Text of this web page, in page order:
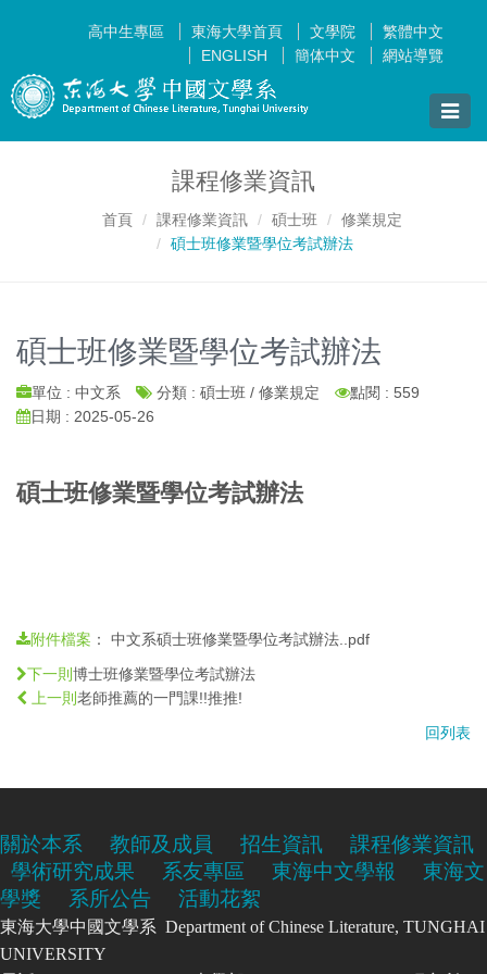
高中生專區 東海大學首頁 文學院
繁體中文
ENGLISH
簡体中文 網站導覽
Toggle
課程修業資訊
首頁 課程修業資訊 碩士班
修業規定
碩士班修業暨學位考試辦法
碩士班修業暨學位考試辦法
單位 : 中文系 分類 : 碩士班 / 修業規定
點閱 : 559
日期 : 2025-05-26
碩士班修業暨學位考試辦法
附件檔案 ： 中文系碩士班修業暨學位考試辦法..pdf
下一則 博士班修業暨學位考試辦法
上一則 老師推薦的一門課!!推推!
回列表
關於本系 教師及成員 招生資訊
課程修業資訊
學術研究成果
系友專區 東海中文學報
東海文
學獎
系所公告 活動花絮
東海大學中國文學系 Department of Chinese Literature, TUNGHAI
UNIVERSITY